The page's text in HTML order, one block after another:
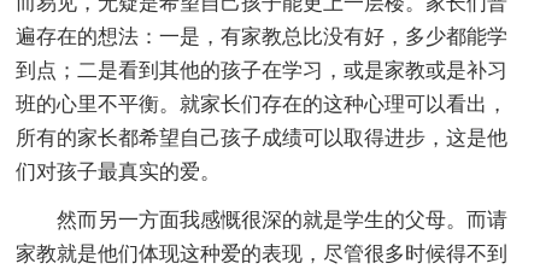
遍存在的想法：一是，有家教总比没有好，多少都能学
到点；二是看到其他的孩子在学习，或是家教或是补习
班的心里不平衡。就家长们存在的这种心理可以看出，
所有的家长都希望自己孩子成绩可以取得进步，这是他
们对孩子最真实的爱。
然而另一方面我感慨很深的就是学生的父母。而请
家教就是他们体现这种爱的表现，尽管很多时候得不到